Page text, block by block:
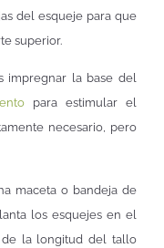
del esqueje para que
superior.
impregnar la base del
para estimular el
necesario, pero
maceta o bandeja de
los esquejes en el
de la longitud del tallo